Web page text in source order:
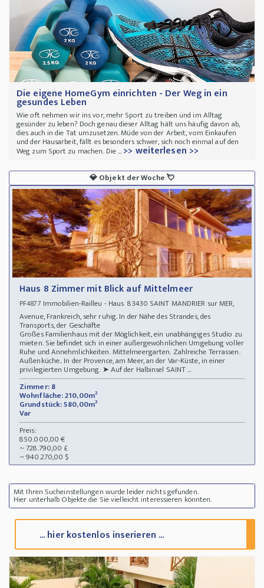
Die eigene HomeGym einrichten - Der Weg in ein
gesundes Leben
Wie oft nehmen wir ins vor, mehr Sport zu treiben und im Alltag
gesünder zu leben? Doch genau dieser Alltag hält uns häufig davon ab,
dies auch in die Tat umzusetzen. Müde von der Arbeit, vom Einkaufen
und der Hausarbeit, fällt es besonders schwer, sich noch einmal auf den
Weg zum Sport zu machen. Die ...>> weiterlesen >>
💎Objekt der Woche💘
Haus 8 Zimmer mit Blick auf Mittelmeer
PF4877 Immobilien-Railleu - Haus 83430 SAINT MANDRIER sur MER,
Avenue, Frankreich, sehr ruhig. In der Nähe des Strandes, des
Transports, der Geschäfte
Großes Familienhaus mit der Möglichkeit, ein unabhängiges Studio zu
mieten. Sie befindet sich in einer außergewöhnlichen Umgebung voller
Ruhe und Annehmlichkeiten. Mittelmeergarten. Zahlreiche Terrassen.
Außenküche.. In der Provence, am Meer, an der Var-Küste, in einer
privilegierten Umgebung. ➤ Auf der Halbinsel SAINT ...
Zimmer: 8
Wohnfläche: 210,00m²
Grundstück: 580,00m²
Var
Preis:
850.000,00 €
~ 728.790,00 £
~ 940.270,00 $
Mit Ihren Sucheinstellungen wurde leider nichts gefunden.
Hier unterhalb Objekte die Sie vielleicht interessieren könnten.
... hier kostenlos inserieren ...